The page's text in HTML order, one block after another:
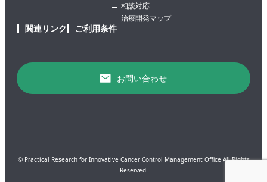
相談対応
治療開発マップ
関連リンク ご利用条件
お問い合わせ
© Practical Research for Innovative Cancer Control Management Office All Rights
Reserved.